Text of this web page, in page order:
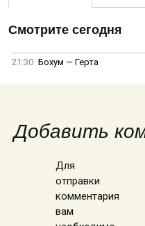
Смотрите сегодня
21:30 Бохум — Герта
Добавить
Для
отправки
комментария
вам